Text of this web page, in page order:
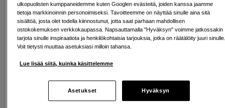
Ilmainen toimitus yli 200 EUR ostoksille
Osta nyt ja maksa myöhemmin
Henkilökohtaista palvelua
ulkopuolisten kumppaneidemme kuten Googlen evästeitä, joiden kanssa jaamme
tietoja markkinoinnin personoimiseksi. Tavoitteemme on näyttää sinulle aina sitä
sisältöä, josta olet todella kiinnostunut, jotta saat parhaan mahdollisen
ostokokemuksen verkkokaupassa. Napsauttamalla "Hyväksyn" voimme jatkossakin
tarjota sinulle inspiraatiota ja henkilökohtaisia tarjouksia, jotka on räätälöity juuri
Voit tietysti muuttaa asetuksiasi milloin tahansa.
Lue lisää siitä, kuinka käsittelemme
Asetukset Hyväksyn